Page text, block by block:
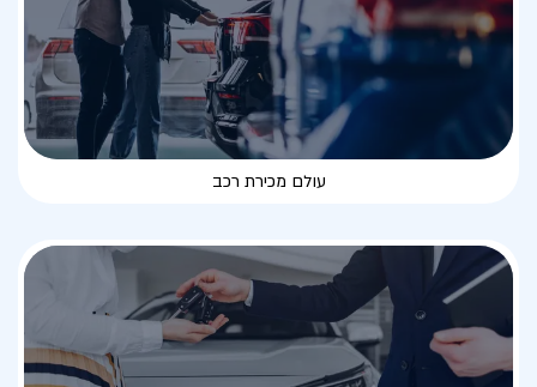
עולם מכירת רכב